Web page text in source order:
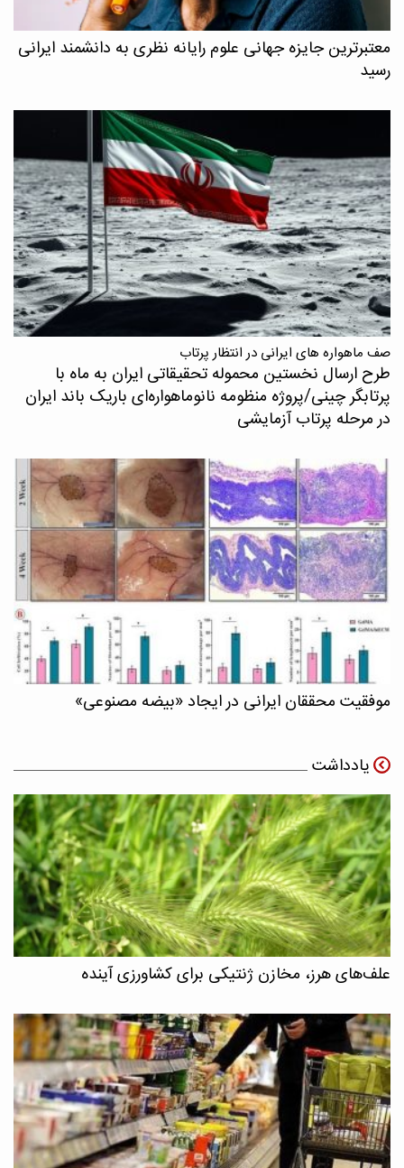
معتبرترین جایزه جهانی علوم رایانه نظری به دانشمند ایرانی
رسید
صف ماهواره های ایرانی در انتظار پرتاب
طرح ارسال نخستین محموله تحقیقاتی ایران به ماه با
پرتابگر چینی/پروژه منظومه نانوماهواره‌ای باریک باند ایران
در مرحله پرتاب آزمایشی
موفقیت محققان ایرانی در ایجاد «بیضه مصنوعی»
یادداشت
علف‌های هرز، مخازن ژنتیکی برای کشاورزی آینده